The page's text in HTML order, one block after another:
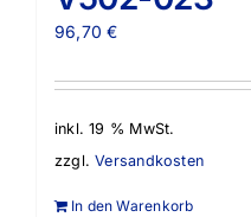
96,70€
inkl. 19 % MwSt.
zzgl.Versandkosten
In den Warenkorb